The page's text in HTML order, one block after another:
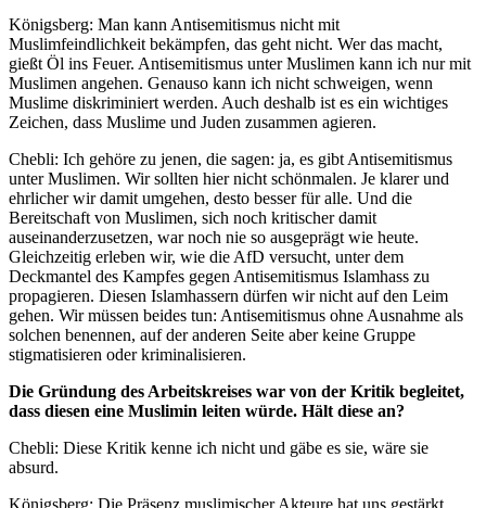
Königsberg: Man kann Antisemitismus nicht mit
Muslimfeindlichkeit bekämpfen, das geht nicht. Wer das macht,
gießt Öl ins Feuer. Antisemitismus unter Muslimen kann ich nur mit
Muslimen angehen. Genauso kann ich nicht schweigen, wenn
Muslime diskriminiert werden. Auch deshalb ist es ein wichtiges
Zeichen, dass Muslime und Juden zusammen agieren.
Chebli: Ich gehöre zu jenen, die sagen: ja, es gibt Antisemitismus
unter Muslimen. Wir sollten hier nicht schönmalen. Je klarer und
ehrlicher wir damit umgehen, desto besser für alle. Und die
Bereitschaft von Muslimen, sich noch kritischer damit
auseinanderzusetzen, war noch nie so ausgeprägt wie heute.
Gleichzeitig erleben wir, wie die AfD versucht, unter dem
Deckmantel des Kampfes gegen Antisemitismus Islamhass zu
propagieren. Diesen Islamhassern dürfen wir nicht auf den Leim
gehen. Wir müssen beides tun: Antisemitismus ohne Ausnahme als
solchen benennen, auf der anderen Seite aber keine Gruppe
stigmatisieren oder kriminalisieren.
Die Gründung des Arbeitskreises war von der Kritik begleitet,
dass diesen eine Muslimin leiten würde. Hält diese an?
Chebli: Diese Kritik kenne ich nicht und gäbe es sie, wäre sie
absurd.